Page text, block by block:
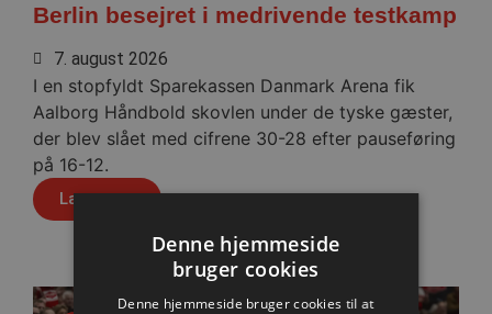
Berlin besejret i medrivende testkamp
7. august 2026
I en stopfyldt Sparekassen Danmark Arena fik
Aalborg Håndbold skovlen under de tyske gæster,
der blev slået med cifrene 30-28 efter pauseføring
på 16-12.
Læs mere
Denne hjemmeside
bruger cookies
Denne hjemmeside bruger cookies til at